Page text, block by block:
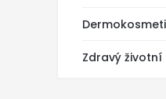
Zdravý životní